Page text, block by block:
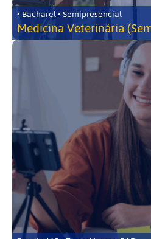
• Bacharel • Semipresencial
Medicina Veterinária